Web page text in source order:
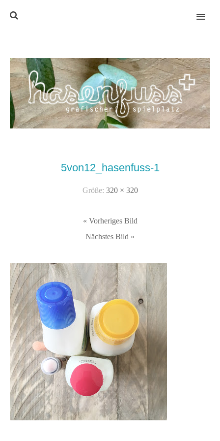
MENU
5von12_hasenfuss-1
Größe: 320 × 320
« Vorheriges Bild
Nächstes Bild »